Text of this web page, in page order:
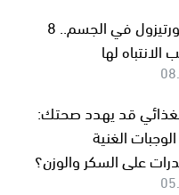
ارتفاع الكورتيزول في الجسم.. 8
لها
قد يهدد صحتك:
الغنية
على السكر والوزن؟